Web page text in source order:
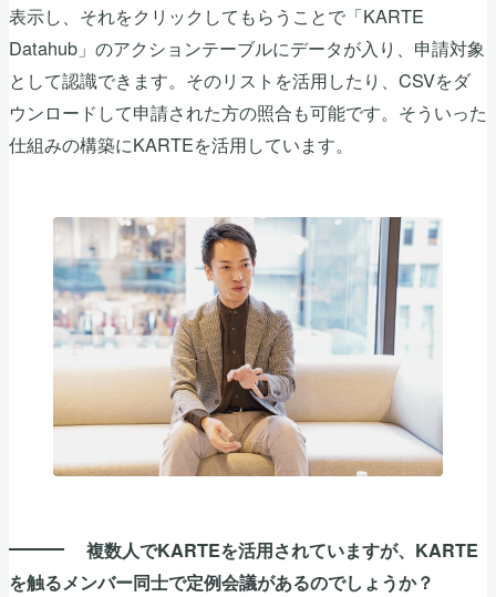
表示し、それをクリックしてもらうことで「KARTE
Datahub」のアクションテーブルにデータが入り、申請対象
として認識できます。そのリストを活用したり、CSVをダ
ウンロードして申請された方の照合も可能です。そういった
仕組みの構築にKARTEを活用しています。
複数人でKARTEを活用されていますが、KARTE
を触るメンバー同士で定例会議があるのでしょうか？